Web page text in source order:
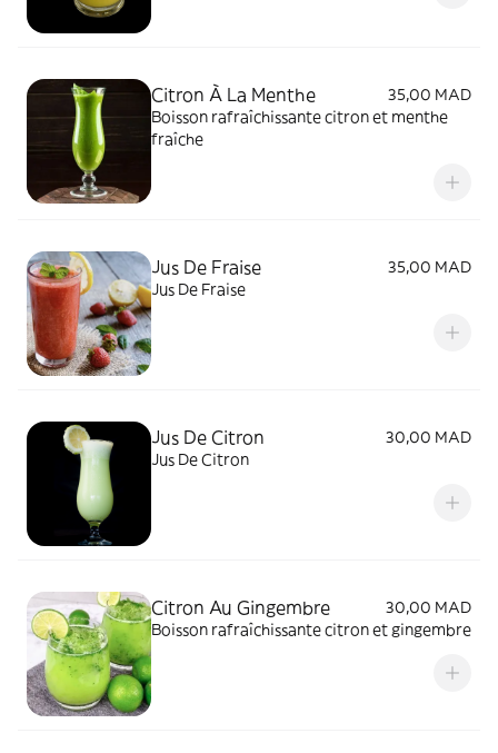
Citron À La Menthe
35,00 MAD
Boisson rafraîchissante citron et menthe
fraîche
Jus De Fraise
35,00 MAD
Jus De Fraise
Jus De Citron
30,00 MAD
Jus De Citron
Citron Au Gingembre
30,00 MAD
Boisson rafraîchissante citron et gingembre